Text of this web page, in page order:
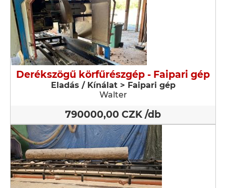
Derékszögű körfűrészgép - Faipari gép
Eladás / Kínálat > Faipari gép
Walter
790000,00 CZK /db